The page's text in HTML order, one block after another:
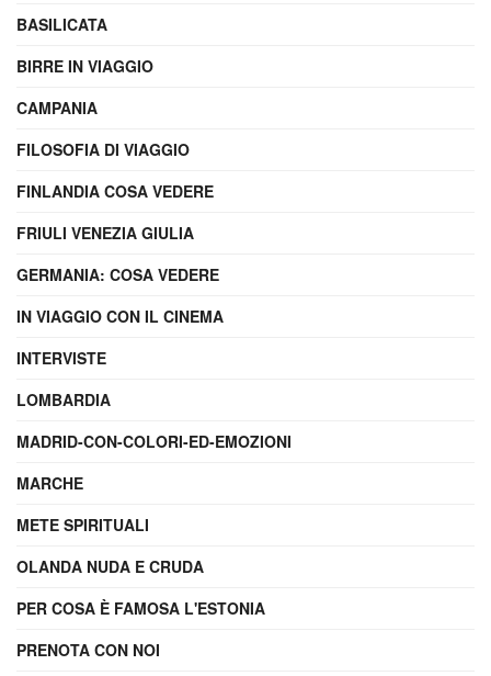
BASILICATA
BIRRE IN VIAGGIO
CAMPANIA
FILOSOFIA DI VIAGGIO
FINLANDIA COSA VEDERE
FRIULI VENEZIA GIULIA
GERMANIA: COSA VEDERE
IN VIAGGIO CON IL CINEMA
INTERVISTE
LOMBARDIA
MADRID-CON-COLORI-ED-EMOZIONI
MARCHE
METE SPIRITUALI
OLANDA NUDA E CRUDA
PER COSA È FAMOSA L'ESTONIA
PRENOTA CON NOI